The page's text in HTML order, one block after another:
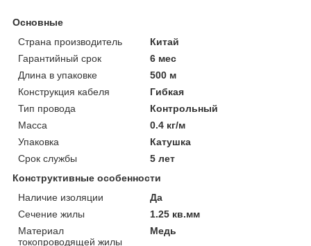
Основные
Страна производитель
Китай
Гарантийный срок
6 мес
Длина в упаковке
500 м
Конструкция кабеля
Гибкая
Тип провода
Контрольный
Масса
0.4 кг/м
Упаковка
Катушка
Срок службы
5 лет
Конструктивные особенности
Наличие изоляции
Да
Сечение жилы
1.25 кв.мм
Материал
токопроводящей жилы
Медь